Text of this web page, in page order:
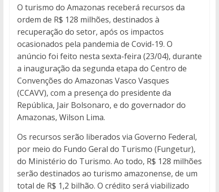
O turismo do Amazonas receberá recursos da
ordem de R$ 128 milhões, destinados à
recuperação do setor, após os impactos
ocasionados pela pandemia de Covid-19. O
anúncio foi feito nesta sexta-feira (23/04), durante
a inauguração da segunda etapa do Centro de
Convenções do Amazonas Vasco Vasques
(CCAVV), com a presença do presidente da
República, Jair Bolsonaro, e do governador do
Amazonas, Wilson Lima.
Os recursos serão liberados via Governo Federal,
por meio do Fundo Geral do Turismo (Fungetur),
do Ministério do Turismo. Ao todo, R$ 128 milhões
serão destinados ao turismo amazonense, de um
total de R$ 1,2 bilhão. O crédito será viabilizado